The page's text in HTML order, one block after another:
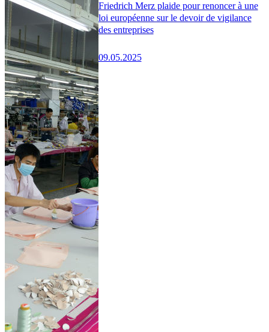
Friedrich Merz plaide pour renoncer à une
loi européenne sur le devoir de vigilance
des entreprises
09.05.2025